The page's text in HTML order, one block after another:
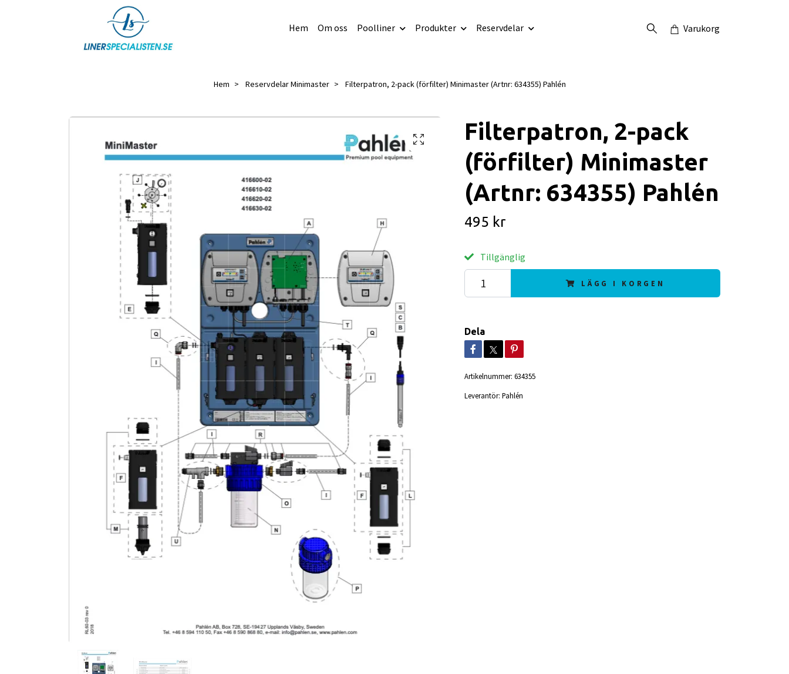
Hem Om oss Poolliner Produkter Reservdelar Varukorg
Hem Reservdelar Minimaster Filterpatron, 2-pack (förfilter) Minimaster (Artnr: 634355) Pahlén
Filterpatron, 2-pack
(förfilter) Minimaster
(Artnr: 634355) Pahlén
495 kr
Tillgänglig
LÄGG I KORGEN
Dela
Artikelnummer: 634355
Leverantör: Pahlén